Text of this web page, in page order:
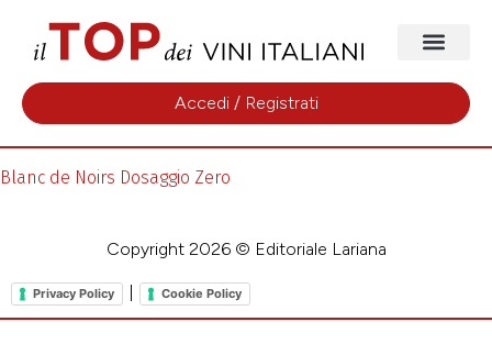
Accedi / Registrati
Blanc de Noirs Dosaggio Zero
Copyright 2026 © Editoriale Lariana
Privacy Policy Cookie Policy